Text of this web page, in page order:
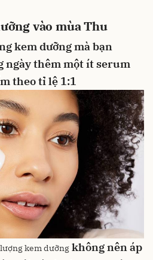
vào mùa Thu
kem dưỡng mà bạn
ngàythêm một ítserum
theo tỉ lệ 1:1
kem dưỡng không nên áp